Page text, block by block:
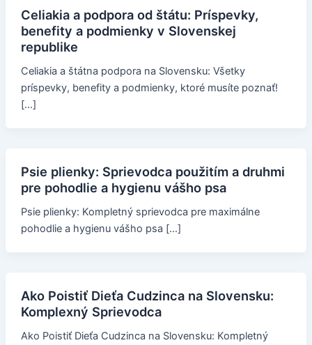
Celiakia a podpora od štátu: Príspevky,
benefity a podmienky v Slovenskej
republike
Celiakia a štátna podpora na Slovensku: Všetky
príspevky, benefity a podmienky, ktoré musíte poznať!
[…]
Psie plienky: Sprievodca použitím a druhmi
pre pohodlie a hygienu vášho psa
Psie plienky: Kompletný sprievodca pre maximálne
pohodlie a hygienu vášho psa […]
Ako Poistiť Dieťa Cudzinca na Slovensku:
Komplexný Sprievodca
Ako Poistiť Dieťa Cudzinca na Slovensku: Kompletný